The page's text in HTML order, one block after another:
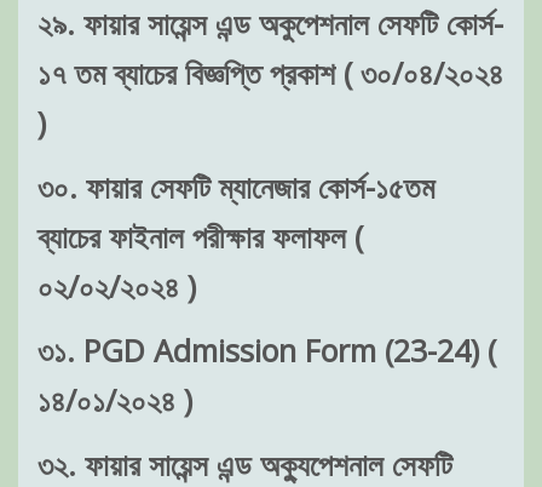
২৯. ফায়ার সায়েন্স এন্ড অকুপেশনাল সেফটি কোর্স-
১৭ তম ব্যাচের বিজ্ঞপ্তি প্রকাশ ( ৩০/০৪/২০২৪
)
৩০. ফায়ার সেফটি ম্যানেজার কোর্স-১৫তম
ব্যাচের ফাইনাল পরীক্ষার ফলাফল (
০২/০২/২০২৪ )
৩১. PGD Admission Form (23-24) (
১৪/০১/২০২৪ )
৩২. ফায়ার সায়েন্স এন্ড অক্যুপেশনাল সেফটি